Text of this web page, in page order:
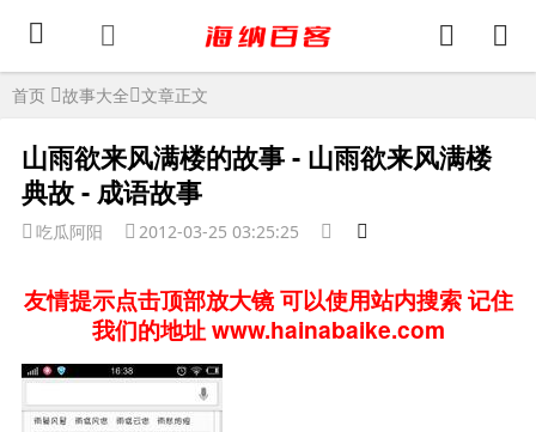
首页 故事大全 文章正文
山雨欲来风满楼的故事 - 山雨欲来风满楼
典故 - 成语故事
吃瓜阿阳 2012-03-25 03:25:25
友情提示点击顶部放大镜 可以使用站内搜索 记住
我们的地址 www.hainabaike.com